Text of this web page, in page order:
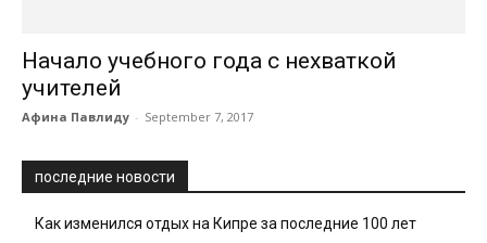
Начало учебного года с нехваткой
учителей
Афина Павлиду - September 7, 2017
последние новости
Как изменился отдых на Кипре за последние 100 лет